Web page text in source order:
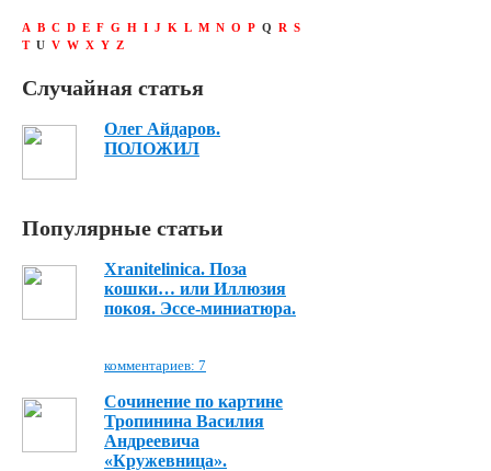
A B C D E F G H I J K L M N O P Q R S
T U V W X Y Z
Случайная статья
Олег Айдаров.
ПОЛОЖИЛ
Популярные статьи
Xranitelinica. Поза
кошки… или Иллюзия
покоя. Эссе-миниатюра.
комментариев: 7
Сочинение по картине
Тропинина Василия
Андреевича
«Кружевница».